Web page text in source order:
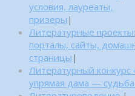
условия, лауреаты,
призеры |
Литературные проекты:
порталы, сайты,
страницы |
Литературный конкурс
упрямая дама —